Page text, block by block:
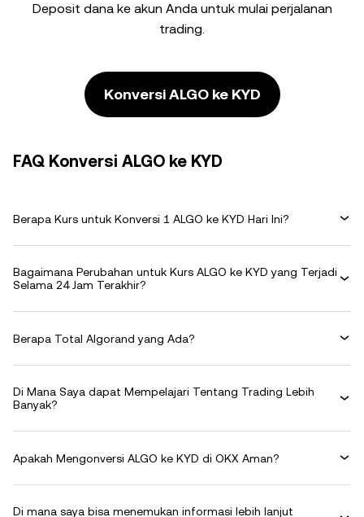
Deposit dana ke akun Anda untuk mulai perjalanan
trading.
Konversi ALGO ke KYD
FAQ Konversi ALGO ke KYD
Berapa Kurs untuk Konversi 1 ALGO ke KYD Hari Ini?
Bagaimana Perubahan untuk Kurs ALGO ke KYD yang Terjadi
Selama 24 Jam Terakhir?
Berapa Total Algorand yang Ada?
Di Mana Saya dapat Mempelajari Tentang Trading Lebih
Banyak?
Apakah Mengonversi ALGO ke KYD di OKX Aman?
Di mana saya bisa menemukan informasi lebih lanjut